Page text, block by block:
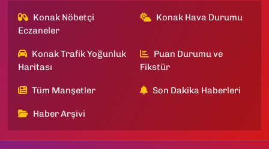
Konak Nöbetçi
Eczaneler
Konak Hava Durumu
Konak Trafik Yoğunluk
Haritası
Puan Durumu ve
Fikstür
Tüm Manşetler Son Dakika Haberleri
Haber Arşivi